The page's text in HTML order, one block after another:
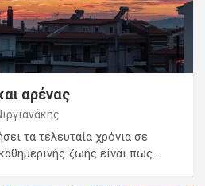
αρένας
τα τελευταία χρόνια σε
ζωής είναι πως…